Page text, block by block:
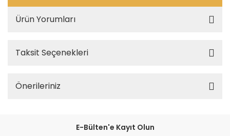
Ürün Yorumları
Taksit Seçenekleri
Önerileriniz
E-Bülten'e Kayıt Olun